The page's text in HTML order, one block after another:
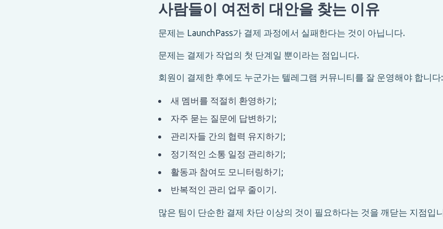
사람들이 여전히 대안을 찾는 이유
문제는 LaunchPass가 결제 과정에서 실패한다는 것이 아닙니다.
문제는 결제가 작업의 첫 단계일 뿐이라는 점입니다.
회원이 결제한 후에도 누군가는 텔레그램 커뮤니티를 잘 운영해야 합니다:
새 멤버를 적절히 환영하기;
자주 묻는 질문에 답변하기;
관리자들 간의 협력 유지하기;
정기적인 소통 일정 관리하기;
활동과 참여도 모니터링하기;
반복적인 관리 업무 줄이기.
많은 팀이 단순한 결제 차단 이상의 것이 필요하다는 것을 깨닫는 지점입